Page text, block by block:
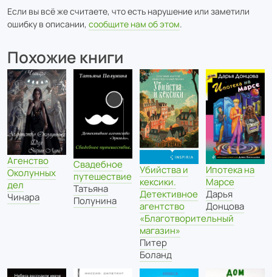
Если вы всё же считаете, что есть нарушение или заметили
ошибку в описании, сообщите нам об этом.
Похожие книги
Агенство
Околунных
дел
Чинара
Свадебное
путешествие
Татьяна
Полунина
Убийства и
кексики.
Детективное
агентство
«Благотворительный
магазин»
Питер
Боланд
Ипотека на
Марсе
Дарья
Донцова